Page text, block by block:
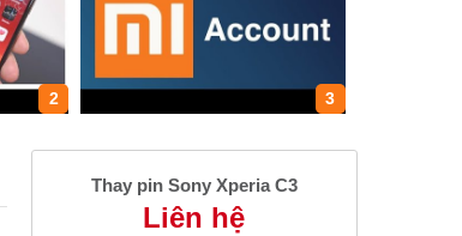
2 3
Thay pin Sony Xperia C3
Liên hệ